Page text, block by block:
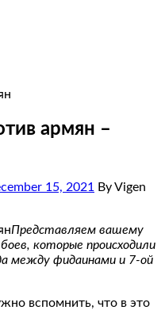
армян –
15, 2021
By Vigen
Представляем вашему
которые происходили
между фидаинами и 7-ой
вспомнить, что в это